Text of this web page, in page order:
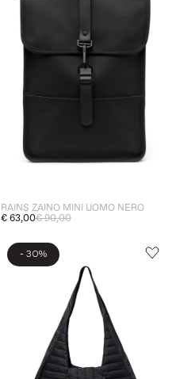
RAINS ZAINO MINI UOMO NERO
€ 63,00€ 90,00
- 30%